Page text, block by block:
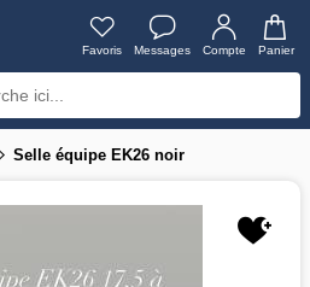
Favoris Messages Compte Panier
Selle équipe EK26 noir